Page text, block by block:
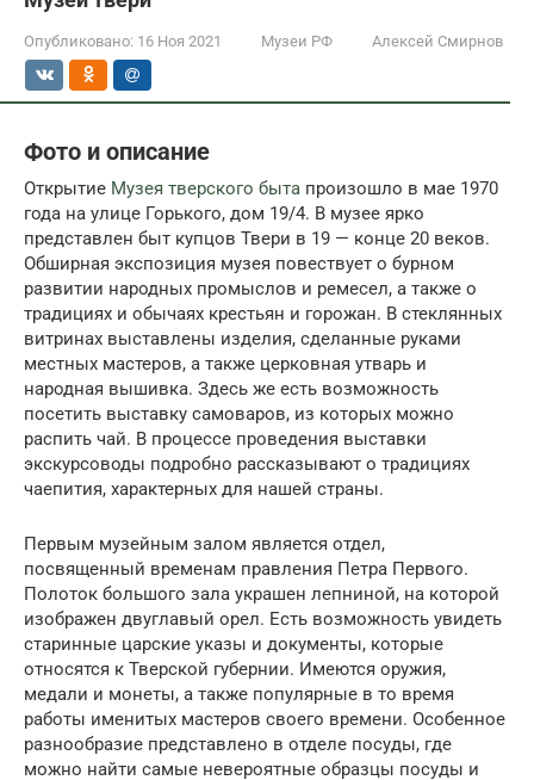
Опубликовано: 16 Ноя 2021 Музеи РФ Алексей Смирнов
Фото и описание
Открытие Музея тверского быта произошло в мае 1970
года на улице Горького, дом 19/4. В музее ярко
представлен быт купцов Твери в 19 — конце 20 веков.
Обширная экспозиция музея повествует о бурном
развитии народных промыслов и ремесел, а также о
традициях и обычаях крестьян и горожан. В стеклянных
витринах выставлены изделия, сделанные руками
местных мастеров, а также церковная утварь и
народная вышивка. Здесь же есть возможность
посетить выставку самоваров, из которых можно
распить чай. В процессе проведения выставки
экскурсоводы подробно рассказывают о традициях
чаепития, характерных для нашей страны.
Первым музейным залом является отдел,
посвященный временам правления Петра Первого.
Полоток большого зала украшен лепниной, на которой
изображен двуглавый орел. Есть возможность увидеть
старинные царские указы и документы, которые
относятся к Тверской губернии. Имеются оружия,
медали и монеты, а также популярные в то время
работы именитых мастеров своего времени. Особенное
разнообразие представлено в отделе посуды, где
можно найти самые невероятные образцы посуды и